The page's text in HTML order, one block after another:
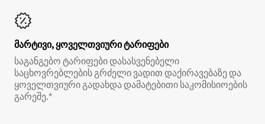
მარტივი, ყოველთვიური ტარიფები
საგანგებო ტარიფები დასასვენებელი
საცხოვრებლების გრძელი ვადით დაქირავებაზე და
ყოველთვიური გადახდა დამატებითი საკომისიოების
გარეშე.*